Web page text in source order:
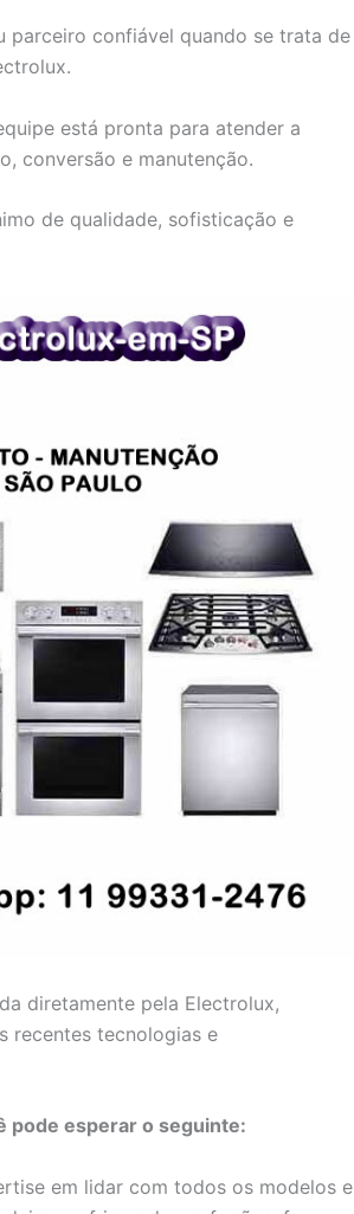
parceiro confiável quando se trata de
está pronta para atender a
conversão e manutenção.
de qualidade, sofisticação e
diretamente pela Electrolux,
recentes tecnologias e
pode esperar o seguinte:
em lidar com todos os modelos e